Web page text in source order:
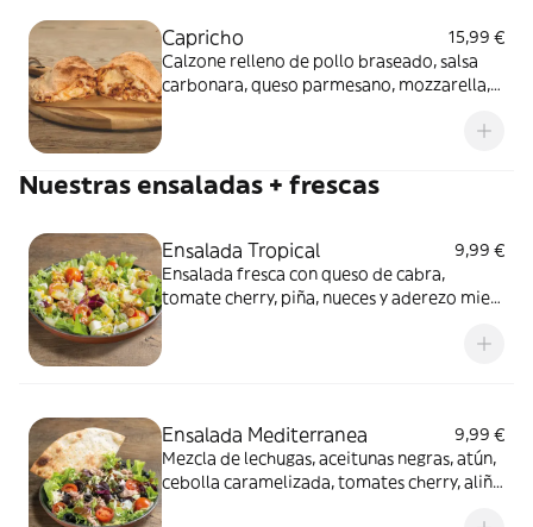
Capricho
15,99 €
Calzone relleno de pollo braseado, salsa
carbonara, queso parmesano, mozzarella,
Nuestras ensaladas + frescas
Ensalada Tropical
9,99 €
Ensalada fresca con queso de cabra,
tomate cherry, piña, nueces y aderezo miel
Ensalada Mediterranea
9,99 €
Mezcla de lechugas, aceitunas negras, atún,
cebolla caramelizada, tomates cherry, aliño